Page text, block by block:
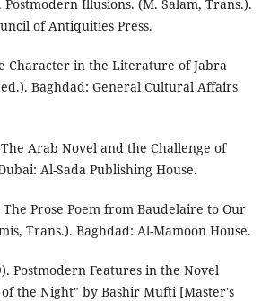
Postmodern Illusions. (M. Salam, Trans.).
of Antiquities Press.
Character in the Literature of Jabra
Baghdad: General Cultural Affairs
Arab Novel and the Challenge of
Al-Sada Publishing House.
Prose Poem from Baudelaire to Our
Trans.). Baghdad: Al-Mamoon House.
Postmodern Features in the Novel
the Night" by Bashir Mufti [Master's